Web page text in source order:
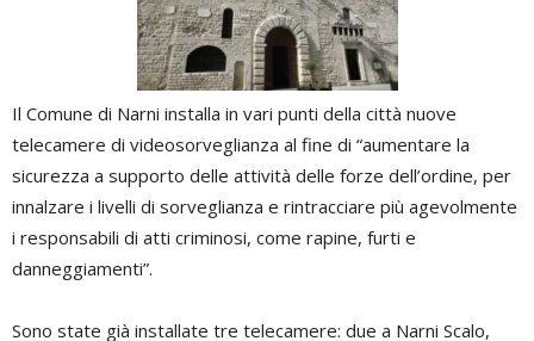
Il Comune di Narni installa in vari punti della città nuove
telecamere di videosorveglianza al fine di “aumentare la
sicurezza a supporto delle attività delle forze dell’ordine, per
innalzare i livelli di sorveglianza e rintracciare più agevolmente
i responsabili di atti criminosi, come rapine, furti e
danneggiamenti”.
Sono state già installate tre telecamere: due a Narni Scalo,